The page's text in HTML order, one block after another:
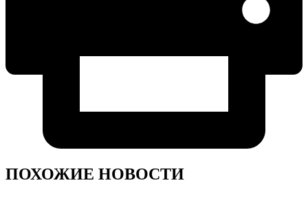
ПОХОЖИЕ НОВОСТИ